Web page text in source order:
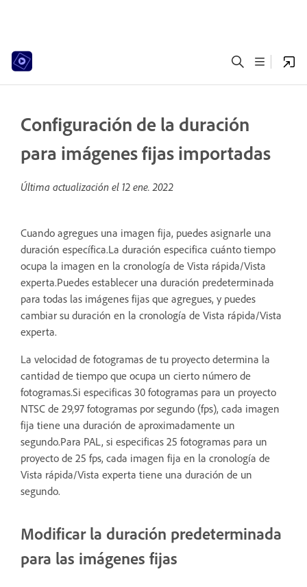
Configuración de la duración
para imágenes fijas importadas
Última actualización el 12 ene. 2022
Cuando agregues una imagen fija, puedes asignarle una
duración específica.La duración especifica cuánto tiempo
ocupa la imagen en la cronología de Vista rápida/Vista
experta.Puedes establecer una duración predeterminada
para todas las imágenes fijas que agregues, y puedes
cambiar su duración en la cronología de Vista rápida/Vista
experta.
La velocidad de fotogramas de tu proyecto determina la
cantidad de tiempo que ocupa un cierto número de
fotogramas.Si especificas 30 fotogramas para un proyecto
NTSC de 29,97 fotogramas por segundo (fps), cada imagen
fija tiene una duración de aproximadamente un
segundo.Para PAL, si especificas 25 fotogramas para un
proyecto de 25 fps, cada imagen fija en la cronología de
Vista rápida/Vista experta tiene una duración de un
segundo.
Modificar la duración predeterminada
para las imágenes fijas